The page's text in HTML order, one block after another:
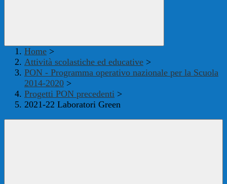
Home >
Attività scolastiche ed educative >
PON - Programma operativo nazionale per la Scuola
2014-2020 >
Progetti PON precedenti >
2021-22 Laboratori Green